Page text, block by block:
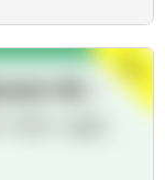
て以下の業務に携
イザリー/企業価値